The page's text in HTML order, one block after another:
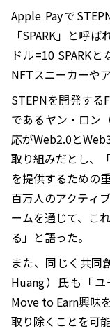
Apple Payで
「SPARK」と呼
ドル=10 SPARK
NFTスニーカーや
STEPNを開発す
であるヤン・ロン
応がWeb2.0と
取り組みだとし、
を提供するための
百万人のアクティ
ームを通じて、こ
る」と語った。
また、同じく共同
Huang）氏も「
Move to Earn興味
取り除くことを可